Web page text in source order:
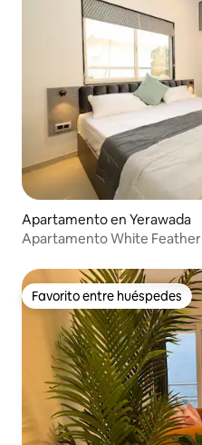
Apartamento en Yerawada
Apartamento White Feather
Favorito entre huéspedes
Favorito entre huéspedes